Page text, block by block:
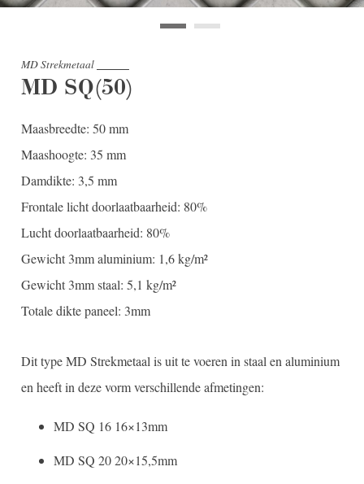
MD Strekmetaal
MD SQ(50)
Maasbreedte: 50 mm
Maashoogte: 35 mm
Damdikte: 3,5 mm
Frontale licht doorlaatbaarheid: 80%
Lucht doorlaatbaarheid: 80%
Gewicht 3mm aluminium: 1,6 kg/m²
Gewicht 3mm staal: 5,1 kg/m²
Totale dikte paneel: 3mm
Dit type MD Strekmetaal is uit te voeren in staal en aluminium
en heeft in deze vorm verschillende afmetingen:
MD SQ 16 16×13mm
MD SQ 20 20×15,5mm